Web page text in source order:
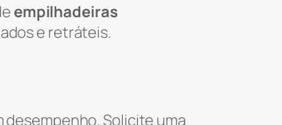
empilhadeiras
e retráteis.
Solicite uma